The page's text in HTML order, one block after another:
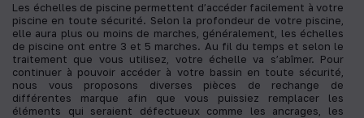
Les échelles de piscine permettent d’accéder facilement à votre
piscine en toute sécurité. Selon la profondeur de votre piscine,
elle aura plus ou moins de marches, généralement, les échelles
de piscine ont entre 3 et 5 marches. Au fil du temps et selon le
traitement que vous utilisez, votre échelle va s’abîmer. Pour
continuer à pouvoir accéder à votre bassin en toute sécurité,
nous vous proposons diverses pièces de rechange de
différentes marque afin que vous puissiez remplacer les
éléments qui seraient défectueux comme les ancrages, les